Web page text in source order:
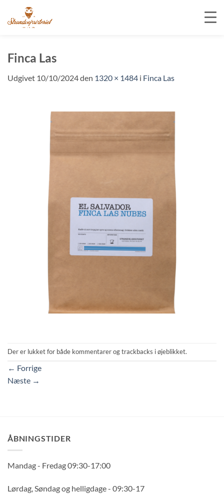
indhold
Finca Las
Udgivet 10/10/2024den 1320 × 1484 i Finca Las
Der er lukket for både kommentarer og trackbacks i øjeblikket.
← Forrige
Næste →
ÅBNINGSTIDER
Mandag - Fredag 09:30-17:00
Lørdag, Søndag og helligdage - 09:30-17